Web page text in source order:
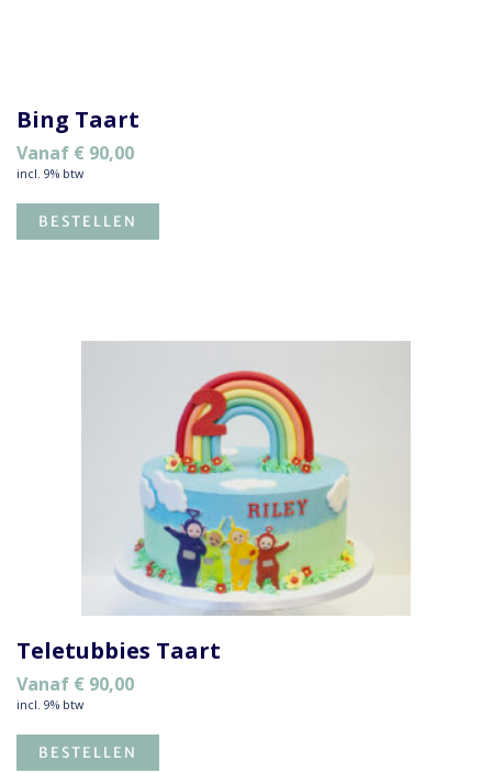
Bing Taart
Vanaf € 90,00
incl. 9% btw
BESTELLEN
Teletubbies Taart
Vanaf € 90,00
incl. 9% btw
BESTELLEN